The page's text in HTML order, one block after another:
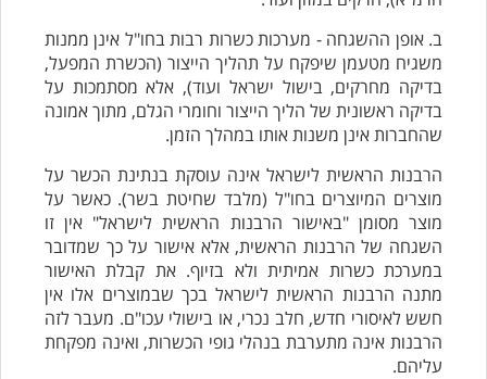
ב. אופן ההשגחה - מערכות כשרות רבות בחו"ל אינן ממנות
משגיח מטעמן שיפקח על תהליך הייצור (הכשרת המפעל,
בדיקה מחרקים, בישול ישראל ועוד), אלא מסתמכות על
בדיקה ראשונית של הליך הייצור וחומרי הגלם, מתוך אמונה
שהחברות אינן משנות אותו במהלך הזמן.
הרבנות הראשית לישראל אינה עוסקת בנתינת הכשר על
מוצרים המיוצרים בחו"ל (מלבד שחיטת בשר). כאשר על
מוצר מסומן "באישור הרבנות הראשית לישראל" אין זו
השגחה של הרבנות הראשית, אלא אישור על כך שמדובר
במערכת כשרות אמיתית ולא בזיוף. את קבלת האישור
מתנה הרבנות הראשית לישראל בכך שבמוצרים אלו אין
חשש לאיסורי חדש, חלב נכרי, או בישולי עכו"ם. מעבר לזה
הרבנות אינה מתערבת בנהלי גופי הכשרות, ואינה מפקחת
עליהם.